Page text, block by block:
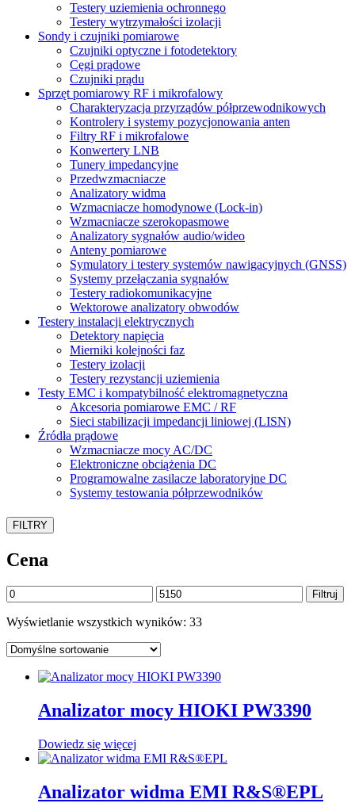
Testery uziemienia ochronnego
Testery wytrzymałości izolacji
Sondy i czujniki pomiarowe
Czujniki optyczne i fotodetektory
Cęgi prądowe
Czujniki prądu
Sprzęt pomiarowy RF i mikrofalowy
Charakteryzacja przyrządów półprzewodnikowych
Kontrolery i systemy pozycjonowania anten
Filtry RF i mikrofalowe
Konwertery LNB
Tunery impedancyjne
Przedwzmacniacze
Analizatory widma
Wzmacniacze homodynowe (Lock‑in)
Wzmacniacze szerokopasmowe
Analizatory sygnałów audio/wideo
Anteny pomiarowe
Symulatory i testery systemów nawigacyjnych (GNSS)
Systemy przełączania sygnałów
Testery radiokomunikacyjne
Wektorowe analizatory obwodów
Testery instalacji elektrycznych
Detektory napięcia
Mierniki kolejności faz
Testery izolacji
Testery rezystancji uziemienia
Testy EMC i kompatybilność elektromagnetyczna
Akcesoria pomiarowe EMC / RF
Sieci stabilizacji impedancji liniowej (LISN)
Źródła prądowe
Wzmacniacze mocy AC/DC
Elektroniczne obciążenia DC
Programowalne zasilacze laboratoryjne DC
Systemy testowania półprzewodników
FILTRY
Cena
Cena
min
Cena
max
Filtruj
Wyświetlanie wszystkich wyników: 33
Analizator mocy HIOKI PW3390
Dowiedz się więcej
Analizator widma EMI R&S®EPL